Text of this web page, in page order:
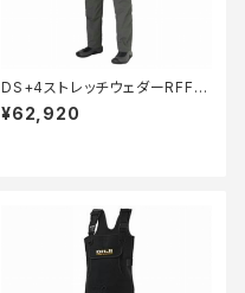
DS+4ストレッチウェダーRFF
−000V 茶 XL
¥62,920